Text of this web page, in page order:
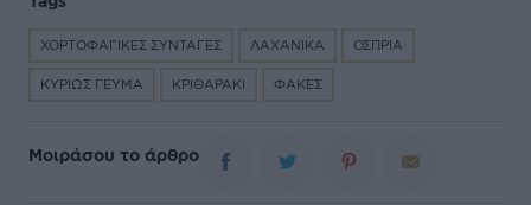
ΧΟΡΤΟΦΑΓΙΚΕΣ ΣΥΝΤΑΓΕΣ ΛΑΧΑΝΙΚΑ ΟΣΠΡΙΑ
ΚΥΡΙΩΣ ΓΕΥΜΑ ΚΡΙΘΑΡΑΚΙ ΦΑΚΕΣ
Μοιράσου το άρθρο